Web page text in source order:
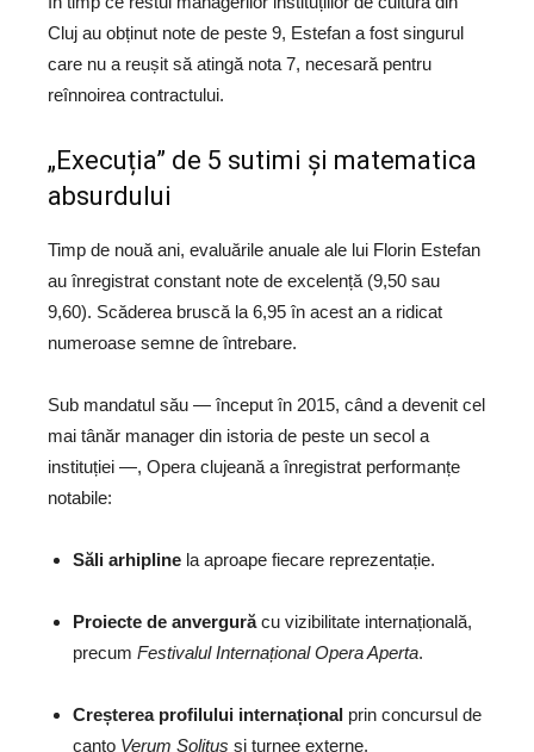
Cluj au obținut note de peste 9, Estefan a fost singurul
care nu a reușit să atingă nota 7, necesară pentru
reînnoirea contractului.
„Execuția” de 5 sutimi și matematica
absurdului
Timp de nouă ani, evaluările anuale ale lui Florin Estefan
au înregistrat constant note de excelență (9,50 sau
9,60). Scăderea bruscă la 6,95 în acest an a ridicat
numeroase semne de întrebare.
Sub mandatul său — început în 2015, când a devenit cel
mai tânăr manager din istoria de peste un secol a
instituției —, Opera clujeană a înregistrat performanțe
notabile:
Săli arhipline la aproape fiecare reprezentație.
Proiecte de anvergurăcu vizibilitate internațională,
precum Festivalul Internațional Opera Aperta.
Creșterea profilului internațional prin concursul de
canto Verum Solitus și turnee externe.